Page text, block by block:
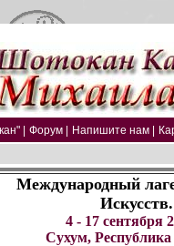
| Форум | Напишите нам |
Международный
Искусств.
4 - 17 сентября
Сухум, Республика